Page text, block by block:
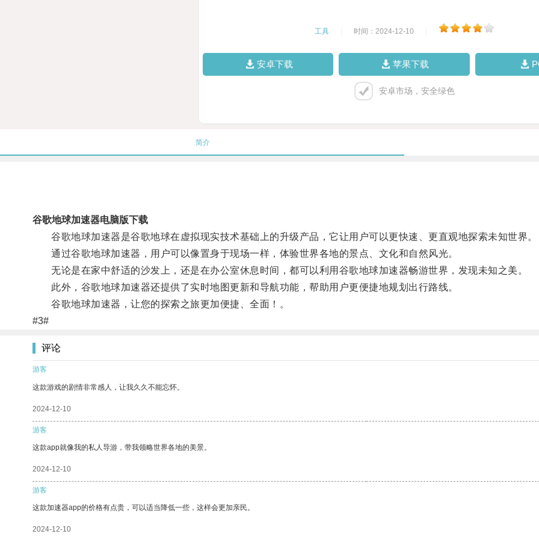
工具 时间：2024-12-10
安卓下载 苹果下载
安卓市场，安全绿色
简介
谷歌地球加速器电脑版下载
谷歌地球加速器是谷歌地球在虚拟现实技术基础上的升级产品，它让用户可以更快速、更直观地探索未知世界。
通过谷歌地球加速器，用户可以像置身于现场一样，体验世界各地的景点、文化和自然风光。
无论是在家中舒适的沙发上，还是在办公室休息时间，都可以利用谷歌地球加速器畅游世界，发现未知之美。
此外，谷歌地球加速器还提供了实时地图更新和导航功能，帮助用户更便捷地规划出行路线。
谷歌地球加速器，让您的探索之旅更加便捷、全面！。
#3#
评论
游客
这款游戏的剧情非常感人，让我久久不能忘怀。
2024-12-10
游客
这款app就像我的私人导游，带我领略世界各地的美景。
2024-12-10
游客
这款加速器app的价格有点贵，可以适当降低一些，这样会更加亲民。
2024-12-10